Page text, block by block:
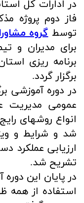
در ادارات کل
فاز دوم پروژه
توسطگروه
برای مدیران و
برنامه ریزی
برگزار گردد.
در دوره آموزشی
عمومی مدیریت
انواع روشهای
شد و شرایط و
ارزیابی عملکرد
تشریح شد.
در پایان این
استفاده از همه